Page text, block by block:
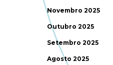
Novembro 2025
Outubro 2025
Setembro 2025
Agosto 2025